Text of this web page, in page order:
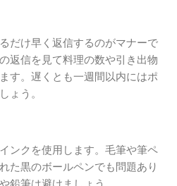
だけ早く返信するのがマナーで
返信を見て料理の数や引き出物
す。遅くとも一週間以内にはポ
ょう。
ンクを使用します。毛筆や筆ペ
た黒のボールペンでも問題あり